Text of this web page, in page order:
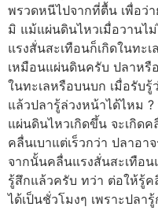
พรวดหนีไปจากที่ตื้น เพื่อว่
มิ แม้แผ่นดินไหวเมื่อวานไ
แรงสั่นสะเทือนก็เกิดในทะ
เหมือนแผ่นดินครับ ปลาหรื
ในทะเลหรือบนบก เมื่อรับ
แล้วปลารู้ล่วงหน้าได้ไหม
แผ่นดินไหวเกิดขึ้น จะเกิด
คลื่นเบาแต่เร็วกว่า ปลาอ
จากนั้นคลื่นแรงสั่นสะเทือน
รู้สึกแล้วครับ ทว่า ต่อให้รู้
ได้เป็นชั่วโมงๆ เพราะปลา